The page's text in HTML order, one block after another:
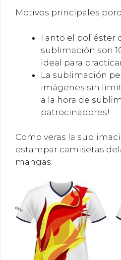
Motivos principales
Tanto el poliéster
sublimación son
ideal para
La sublimación
imágenes sin
a la hora de
patrocinadores!
Como veras la
estampar camisetas
mangas: